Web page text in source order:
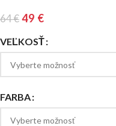
64€ 49 €
VEĽKOSŤ
FARBA